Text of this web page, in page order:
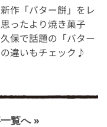
新作「バター餅」をレ
ったより焼き菓子
保で話題の「バター
違いもチェック♪
覧へ »